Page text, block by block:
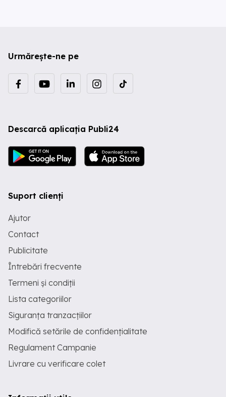
Urmărește-ne pe
Descarcă aplicația Publi24
Suport clienți
Ajutor
Contact
Publicitate
Întrebări frecvente
Termeni și condiții
Lista categoriilor
Siguranța tranzacțiilor
Modifică setările de confidențialitate
Regulament Campanie
Livrare cu verificare colet